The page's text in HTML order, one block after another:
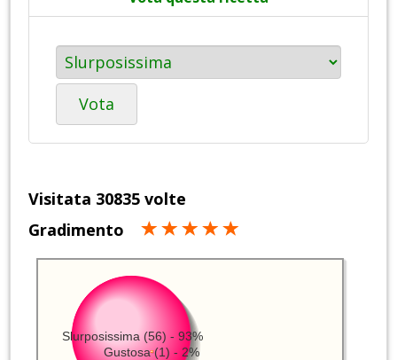
Vota
Visitata 30835 volte
Gradimento
Slurposissima (56) - 93%
Gustosa (1) - 2%